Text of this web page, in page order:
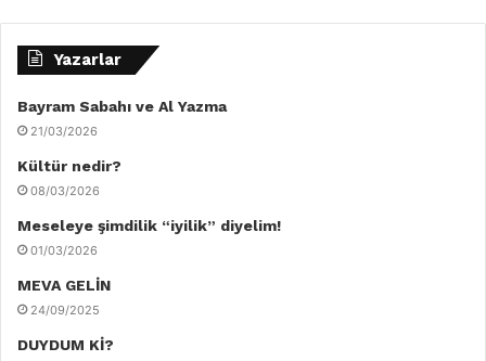
Yazarlar
Bayram Sabahı ve Al Yazma
21/03/2026
Kültür nedir?
08/03/2026
Meseleye şimdilik “iyilik” diyelim!
01/03/2026
MEVA GELİN
24/09/2025
DUYDUM Kİ?